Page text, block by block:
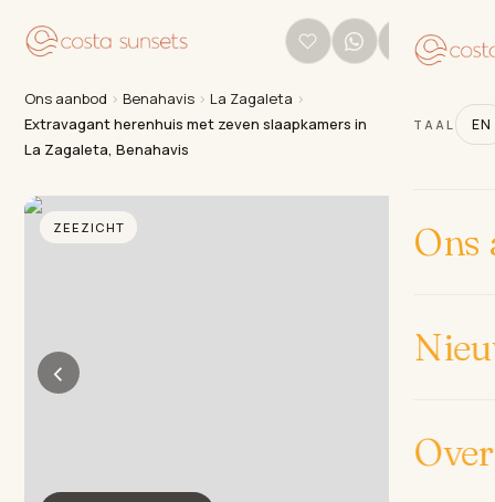
TAAL EN
Ons
Ons aanbod › Benahavis › La Zagaleta ›
Extravagant herenhuis met zeven slaapkamers in
La Zagaleta, Benahavis
ZEEZICHT
‹ ›